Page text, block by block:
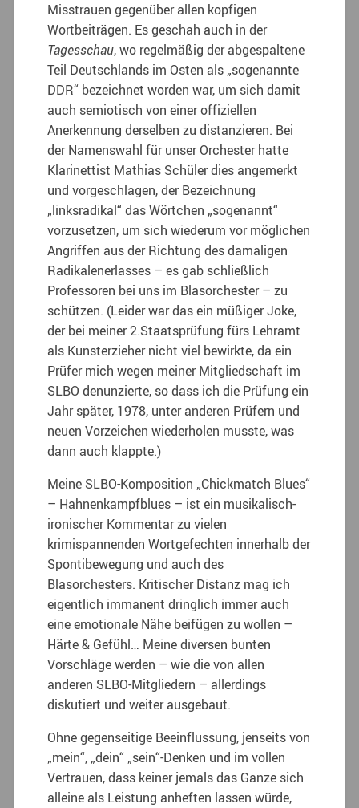
Misstrauen gegenüber allen kopfigen
Wortbeiträgen. Es geschah auch in der
Tagesschau, wo regelmäßig der abgespaltene
Teil Deutschlands im Osten als „sogenannte
DDR“ bezeichnet worden war, um sich damit
auch semiotisch von einer offiziellen
Anerkennung derselben zu distanzieren. Bei
der Namenswahl für unser Orchester hatte
Klarinettist Mathias Schüler dies angemerkt
und vorgeschlagen, der Bezeichnung
„linksradikal“ das Wörtchen „sogenannt“
vorzusetzen, um sich wiederum vor möglichen
Angriffen aus der Richtung des damaligen
Radikalenerlasses – es gab schließlich
Professoren bei uns im Blasorchester – zu
schützen. (Leider war das ein müßiger Joke,
der bei meiner 2.Staatsprüfung fürs Lehramt
als Kunsterzieher nicht viel bewirkte, da ein
Prüfer mich wegen meiner Mitgliedschaft im
SLBO denunzierte, so dass ich die Prüfung ein
Jahr später, 1978, unter anderen Prüfern und
neuen Vorzeichen wiederholen musste, was
dann auch klappte.)
Meine SLBO-Komposition „Chickmatch Blues“
– Hahnenkampfblues – ist ein musikalisch-
ironischer Kommentar zu vielen
krimispannenden Wortgefechten innerhalb der
Spontibewegung und auch des
Blasorchesters. Kritischer Distanz mag ich
eigentlich immanent dringlich immer auch
eine emotionale Nähe beifügen zu wollen –
Härte & Gefühl… Meine diversen bunten
Vorschläge werden – wie die von allen
anderen SLBO-Mitgliedern – allerdings
diskutiert und weiter ausgebaut.
Ohne gegenseitige Beeinflussung, jenseits von
„mein“, „dein“ „sein“-Denken und im vollen
Vertrauen, dass keiner jemals das Ganze sich
alleine als Leistung anheften lassen würde,